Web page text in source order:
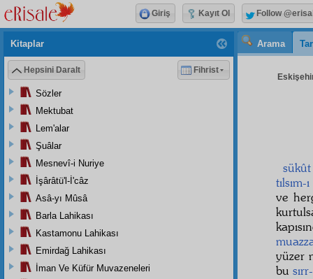
Arama
sükût
tılsım-
ve
yüzer
bu
Kitaplar
Hepsini Daralt Fihrist
Sözler
Mektubat
Lem'alar
Şuâlar
Mesnevî-i Nuriye
İşârâtü'l-İ'câz
Asâ-yı Mûsâ
Barla Lahikası
Kastamonu Lahikası
Emirdağ Lahikası
İman Ve Küfür Muvazeneleri
Giriş Kayıt Ol Follow